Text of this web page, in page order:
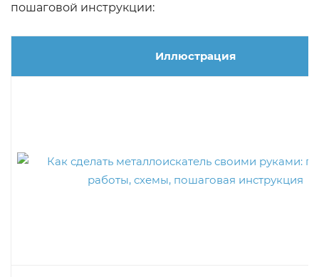
пошаговой инструкции:
Иллюстрация